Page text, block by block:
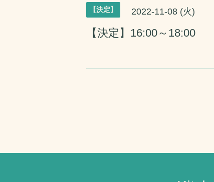
【決定】 2022-11-08 (火)
【決定】16:00～18:00